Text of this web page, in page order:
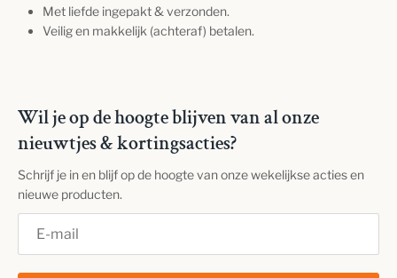
Met liefde ingepakt & verzonden.
Veilig en makkelijk (achteraf) betalen.
Wil je op de hoogte blijven van al onze
nieuwtjes & kortingsacties?
Schrijf je in en blijf op de hoogte van onze wekelijkse acties en
nieuwe producten.